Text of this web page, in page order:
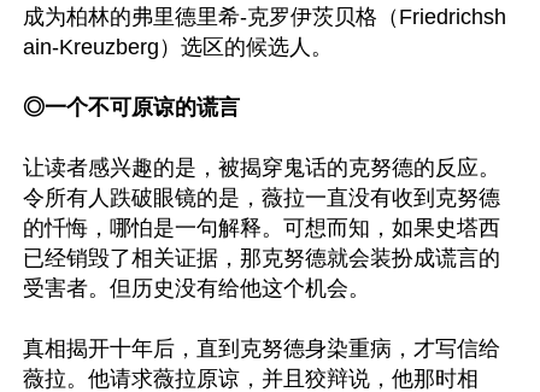
成为柏林的弗里德里希-克罗伊茨贝格（Friedrichsh
ain-Kreuzberg）选区的候选人。
◎一个不可原谅的谎言
让读者感兴趣的是，被揭穿鬼话的克努德的反应。
令所有人跌破眼镜的是，薇拉一直没有收到克努德
的忏悔，哪怕是一句解释。可想而知，如果史塔西
已经销毁了相关证据，那克努德就会装扮成谎言的
受害者。但历史没有给他这个机会。
真相揭开十年后，直到克努德身染重病，才写信给
薇拉。他请求薇拉原谅，并且狡辩说，他那时相